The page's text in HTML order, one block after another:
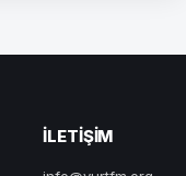
ILETIŞIM